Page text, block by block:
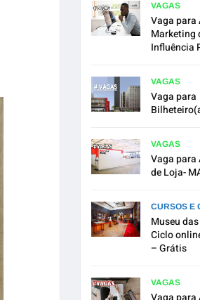
VAGAS
Vaga
Marketing
Influência
VAGAS
Vaga para
VAGAS
Vaga para
de Loja-
CURSOS E
Museu
Ciclo
– Grátis
VAGAS